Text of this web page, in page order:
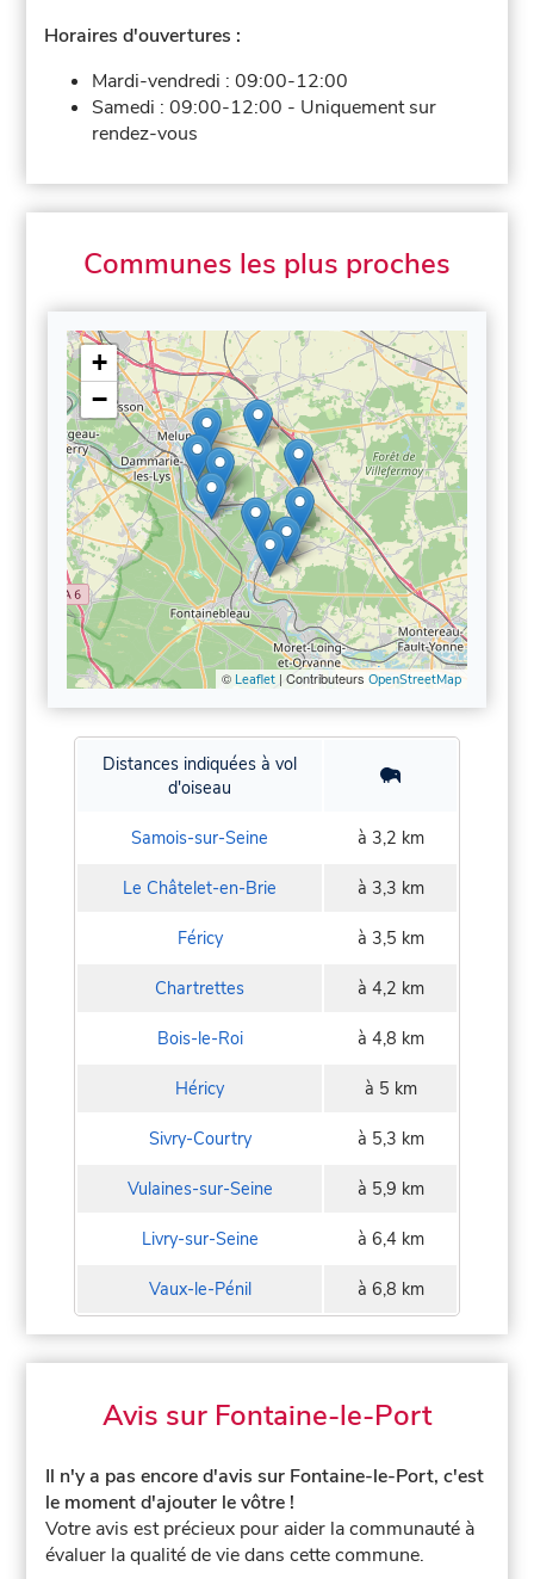
Horaires d'ouvertures :
Mardi-vendredi :09:00-12:00
Samedi :09:00-12:00 - Uniquement sur
rendez-vous
Communes les plus proches
+
−
© Leaflet| Contributeurs OpenStreetMap
Distances indiquées à vol
d'oiseau
Samois-sur-Seine à 3,2 km
Le Châtelet-en-Brie à 3,3 km
Féricy à 3,5 km
Chartrettes à 4,2 km
Bois-le-Roi à 4,8 km
Héricy à 5 km
Sivry-Courtry à 5,3 km
Vulaines-sur-Seine à 5,9 km
Livry-sur-Seine à 6,4 km
Vaux-le-Pénil à 6,8 km
Avis sur Fontaine-le-Port
Il n'y a pas encore d'avis sur Fontaine-le-Port, c'est
le moment d'ajouter le vôtre !
Votre avis est précieux pour aider la communauté à
évaluer la qualité de vie dans cette commune.